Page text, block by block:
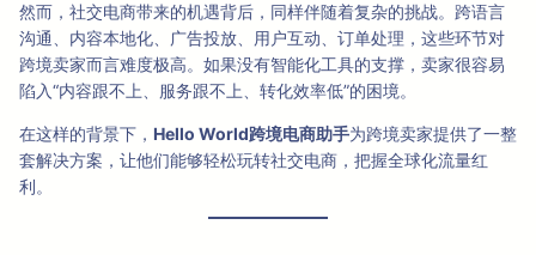
然而，社交电商带来的机遇背后，同样伴随着复杂的挑战。跨语言
沟通、内容本地化、广告投放、用户互动、订单处理，这些环节对
跨境卖家而言难度极高。如果没有智能化工具的支撑，卖家很容易
陷入“内容跟不上、服务跟不上、转化效率低”的困境。
在这样的背景下， Hello World跨境电商助手为跨境卖家提供了一整
套解决方案，让他们能够轻松玩转社交电商，把握全球化流量红
利。